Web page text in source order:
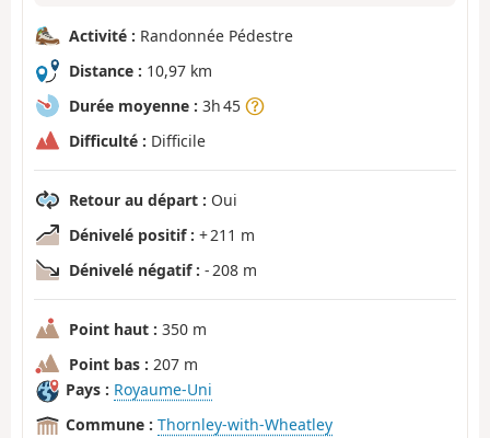
Activité : Randonnée Pédestre
Distance : 10,97 km
Durée moyenne : 3h 45
Difficulté : Difficile
Retour au départ : Oui
Dénivelé positif : + 211 m
Dénivelé négatif : - 208 m
Point haut : 350 m
Point bas : 207 m
Pays : Royaume-Uni
Commune : Thornley-with-Wheatley